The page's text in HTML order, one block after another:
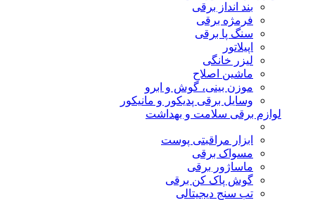
بند انداز برقی
فرمژه برقی
سنگ پا برقی
اپیلاتور
لیزر خانگی
ماشین اصلاح
موزن بینی، گوش و ابرو
وسایل برقی پدیکور و مانیکور
لوازم برقی سلامت و بهداشت
ابزار مراقبتی پوست
مسواک برقی
ماساژور برقی
گوش پاک کن برقی
تب سنج دیجیتالی